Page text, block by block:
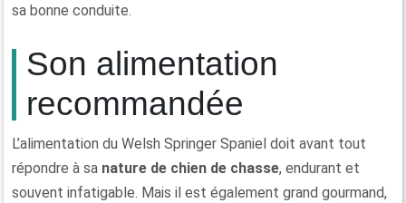
sa bonne conduite.
Son alimentation
recommandée
L’alimentation du Welsh Springer Spaniel doit avant tout
répondre à sa nature de chien de chasse, endurant et
souvent infatigable. Mais il est également grand gourmand,